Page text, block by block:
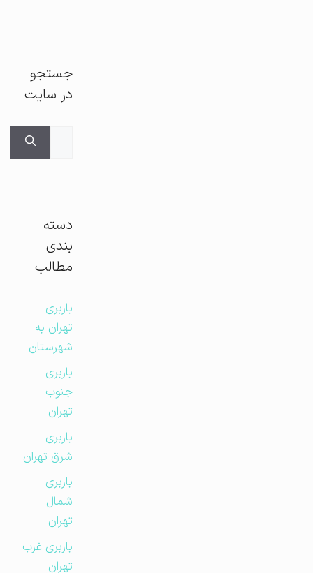
جستجو
در سایت
دسته
بندی
مطالب
باربری
تهران به
شهرستان
باربری
جنوب
تهران
باربری
شرق تهران
باربری
شمال
تهران
باربری غرب
تهران